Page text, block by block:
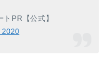
PR【公式】
2020